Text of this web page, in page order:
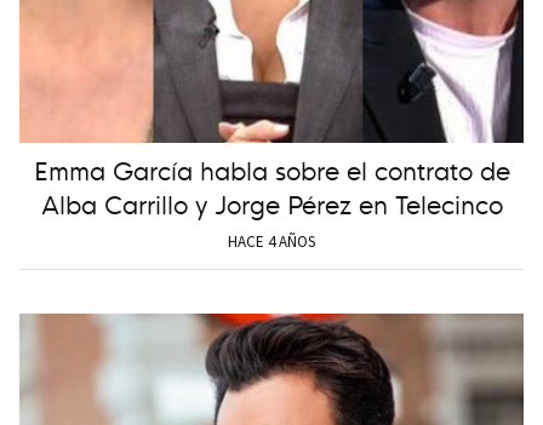
Emma García habla sobre el contrato de
Alba Carrillo y Jorge Pérez en Telecinco
HACE 4 AÑOS